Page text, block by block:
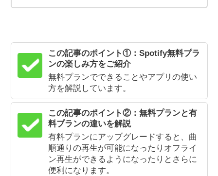
この記事のポイント①：Spotify無料プラ
ンの楽しみ方をご紹介
無料プランでできることやアプリの使い
方を解説しています。
この記事のポイント②：無料プランと有
料プランの違いを解説
有料プランにアップグレードすると、曲
順通りの再生が可能になったりオフライ
ン再生ができるようになったりとさらに
便利になります。